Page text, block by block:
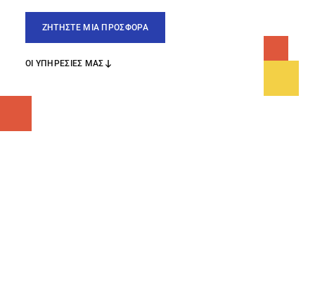
ΖΗΤΗΣΤΕ ΜΙΑ ΠΡΟΣΦΟΡΑ
ΟΙ ΥΠΗΡΕΣΙΕΣ ΜΑΣ